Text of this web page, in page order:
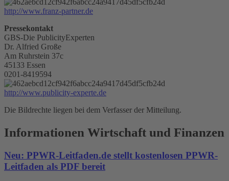
http://www.franz-partner.de
Pressekontakt
GBS-Die PublicityExperten
Dr. Alfried Große
Am Ruhrstein 37c
45133 Essen
0201-8419594
http://www.publicity-experte.de
Die Bildrechte liegen bei dem Verfasser der Mitteilung.
Informationen Wirtschaft und Finanzen
Neu: PPWR-Leitfaden.de stellt kostenlosen PPWR-
Leitfaden als PDF bereit